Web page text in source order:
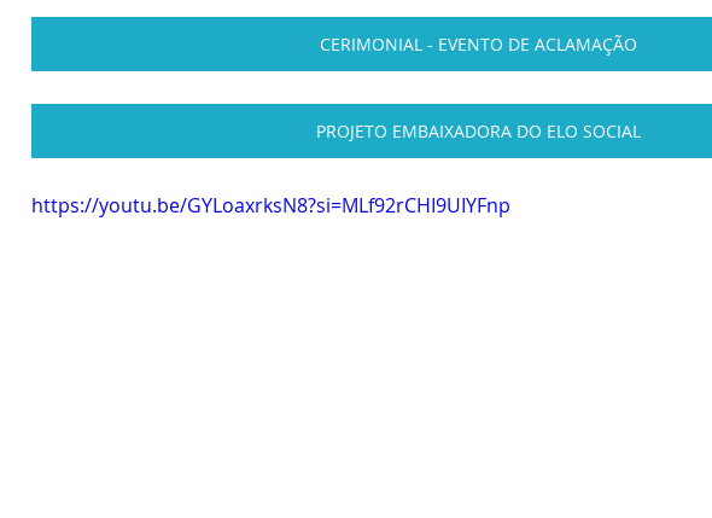
CERIMONIAL - EVENTO DE ACLAMAÇÃO
PROJETO EMBAIXADORA DO ELO SOCIAL
https://youtu.be/GYLoaxrksN8?si=MLf92rCHI9UIYFnp